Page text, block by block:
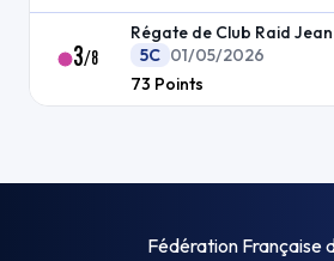
3/8
Régate de Club Raid
5C 01/05/2026
73 Points
Fédération Française